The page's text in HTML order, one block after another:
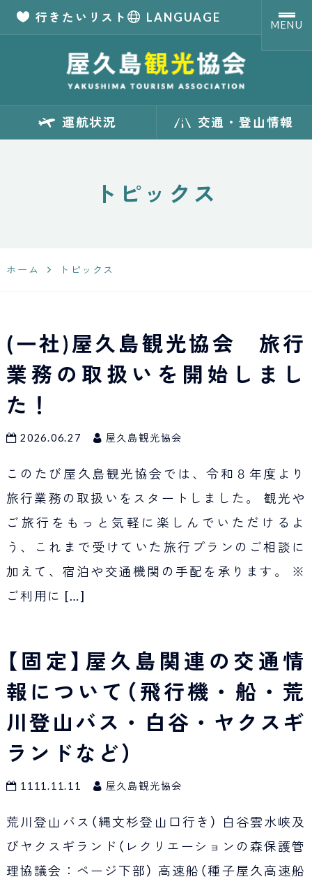
【公式】屋久島観
遺産「屋久島」の
行きたいリスト LANGUAGE
MENU
運航状況 交通・登山情報
トピックス
ホーム トピックス
(一社)屋久島観光協会 旅行
業務の取扱いを開始しまし
た！
2026.06.27 屋久島観光協会
このたび屋久島観光協会では、令和８年度より
旅行業務の取扱いをスタートしました。 観光や
ご旅行をもっと気軽に楽しんでいただけるよ
う、これまで受けていた旅行プランのご相談に
加えて、宿泊や交通機関の手配を承ります。 ※
ご利用に […]
【固定】屋久島関連の交通情
報について（飛行機・船・荒
川登山バス・白谷・ヤクスギ
ランドなど）
1111.11.11 屋久島観光協会
荒川登山バス（縄文杉登山口行き） 白谷雲水峡及
びヤクスギランド（レクリエーションの森保護管
理協議会：ページ下部） 高速船（種子屋久高速船